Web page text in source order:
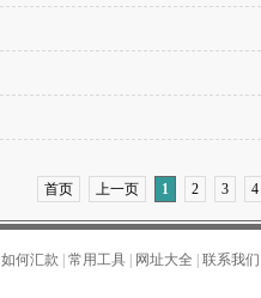
首页 上一页 1 2 3 4
如何汇款 常用工具 网址大全 联系我们